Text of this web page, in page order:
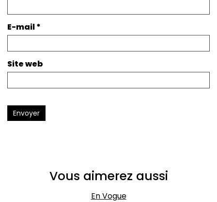
E-mail*
Site web
Envoyer
Vous aimerez aussi
En Vogue